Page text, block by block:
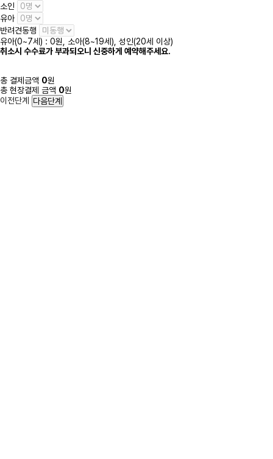
소인
유아
반려견동행
유아(0~7세) : 0원, 소아(8~19세), 성인(20세 이상)
취소시 수수료가 부과되오니 신중하게 예약해주세요.
총 결제금액 0원
총 현장결제 금액 0원
이전단계 다음단계